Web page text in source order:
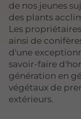
de nos jeunes
des plants
Les
ainsi de
d'une
savoir-faire
génération en
végétaux de
extérieurs.